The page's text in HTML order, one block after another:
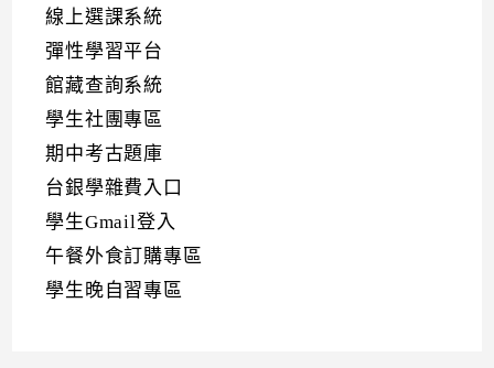
線上選課系統
彈性學習平台
館藏查詢系統
學生社團專區
期中考古題庫
台銀學雜費入口
學生Gmail登入
午餐外食訂購專區
學生晚自習專區